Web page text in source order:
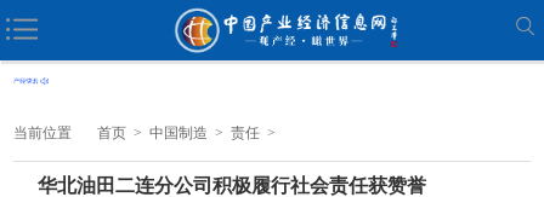
当前位置 首页 > 中国制造 > 责任 >
华北油田二连分公司积极履行社会责任获赞誉